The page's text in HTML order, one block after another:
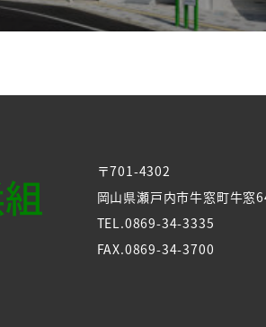
〒701-4302
岡山県瀬戸内市牛窓町牛窓
TEL.0869-34-3335
FAX.0869-34-3700